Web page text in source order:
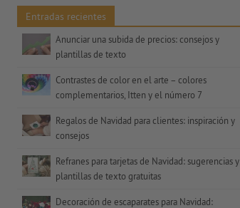
Entradas recientes
Anunciar una subida de precios: consejos y
plantillas de texto
Contrastes de color en el arte – colores
complementarios, Itten y el número 7
Regalos de Navidad para clientes: inspiración y
consejos
Refranes para tarjetas de Navidad: sugerencias y
plantillas de texto gratuitas
Decoración de escaparates para Navidad: